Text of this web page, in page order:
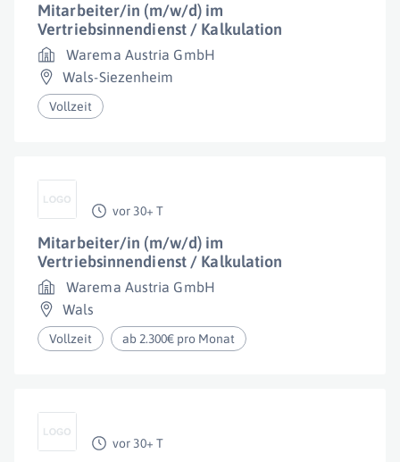
Mitarbeiter/in (m/w/d) im
Vertriebsinnendienst / Kalkulation
Warema Austria GmbH
Wals-Siezenheim
Vollzeit
vor 30+ T
Mitarbeiter/in (m/w/d) im
Vertriebsinnendienst / Kalkulation
Warema Austria GmbH
Wals
Vollzeit ab 2.300€ pro Monat
vor 30+ T